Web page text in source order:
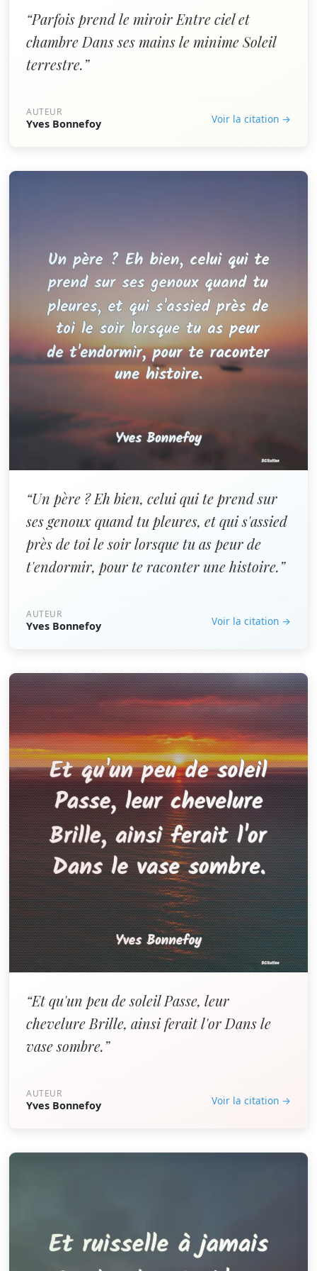
“Parfois prend le miroir Entre ciel et
chambre Dans ses mains le minime Soleil
terrestre.”
AUTEUR
Yves Bonnefoy Voir la citation →
“Un père ? Eh bien, celui qui te prend sur
ses genoux quand tu pleures, et qui s'assied
près de toi le soir lorsque tu as peur de
t'endormir, pour te raconter une histoire.”
AUTEUR
Yves Bonnefoy Voir la citation →
“Et qu'un peu de soleil Passe, leur
chevelure Brille, ainsi ferait l'or Dans le
vase sombre.”
AUTEUR
Yves Bonnefoy Voir la citation →